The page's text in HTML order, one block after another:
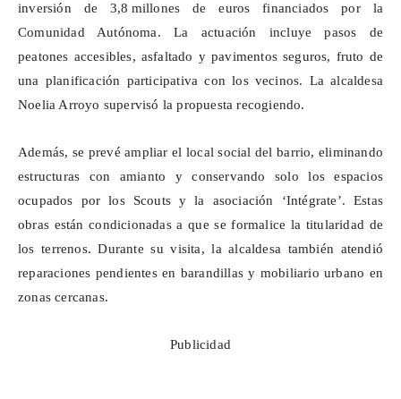
inversión de 3,8 millones de euros financiados por la
Comunidad Autónoma. La actuación incluye pasos de
peatones accesibles, asfaltado y pavimentos seguros, fruto de
una planificación participativa con los vecinos. La alcaldesa
Noelia Arroyo supervisó la propuesta recogiendo.
Además, se prevé ampliar el local social del barrio, eliminando
estructuras con amianto y conservando solo los espacios
ocupados por los Scouts y la asociación ‘Intégrate’. Estas
obras están condicionadas a que se formalice la titularidad de
los terrenos. Durante su visita, la alcaldesa también atendió
reparaciones pendientes en barandillas y mobiliario urbano en
zonas cercanas.
Publicidad